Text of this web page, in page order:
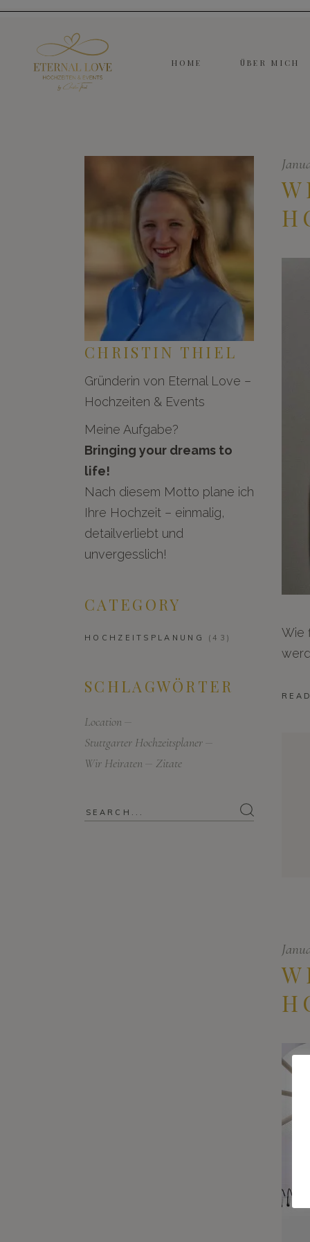
HOME ÜBER MICH
Wie
CHRISTIN THIEL
Gründerin von Eternal Love –
Hochzeiten & Events
Meine Aufgabe?
Bringing your dreams to
life!
Nach diesem Motto plane ich
Ihre Hochzeit – einmalig,
detailverliebt und
unvergesslich!
CATEGORY
HOCHZEITSPLANUNG (43)
SCHLAGWÖRTER
Location
Stuttgarter Hochzeitsplaner
Wir Heiraten
Zitate
Search